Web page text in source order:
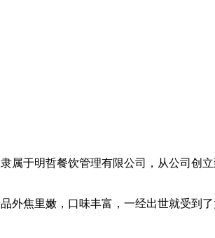
属于明哲餐饮管理有限公司，从公司创
外焦里嫩，口味丰富，一经出世就受